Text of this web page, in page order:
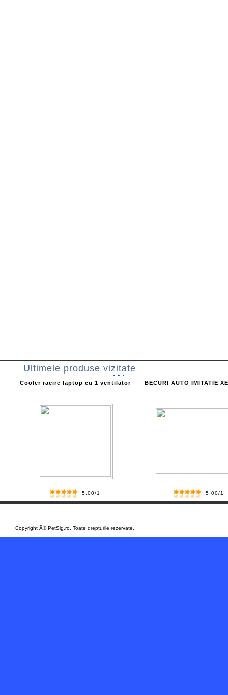
Ultimele produse vizitate
Cooler racire laptop cu 1 ventilator
5.00/1
BECURI AUTO IMITATIE
5.00/1
Copyright Â© PetSig.ro. Toate drepturile rezervate.